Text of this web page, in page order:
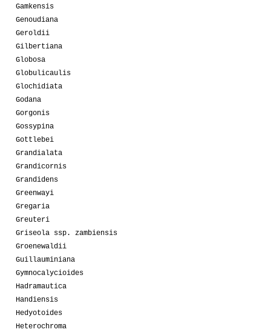
Gamkensis
Genoudiana
Geroldii
Gilbertiana
Globosa
Globulicaulis
Glochidiata
Godana
Gorgonis
Gossypina
Gottlebei
Grandialata
Grandicornis
Grandidens
Greenwayi
Gregaria
Greuteri
Griseola ssp. zambiensis
Groenewaldii
Guillauminiana
Gymnocalycioides
Hadramautica
Handiensis
Hedyotoides
Heterochroma